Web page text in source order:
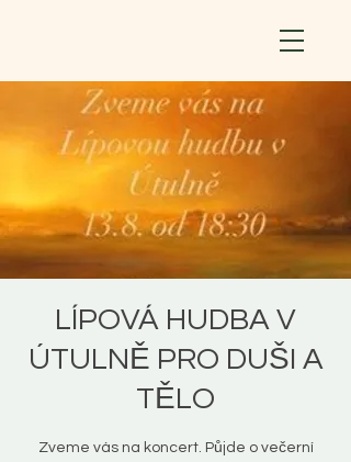
LÍPOVÁ HUDBA V
ÚTULNĚ PRO DUŠI A
TĚLO
Zveme vás na koncert. Půjde o večerní